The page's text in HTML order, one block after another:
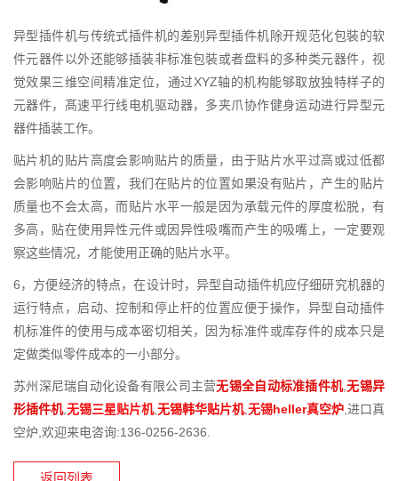
异型插件机与传统式插件机的差别异型插件机除开规范化包裝的软
件元器件以外还能够插装非标准包裝或者盘料的多种类元器件，视
觉效果三维空间精准定位，通过XYZ轴的机构能够取放独特样子的
元器件，髙速平行线电机驱动器，多夹爪协作健身运动进行异型元
器件插装工作。
贴片机的贴片高度会影响贴片的质量，由于贴片水平过高或过低都
会影响贴片的位置，我们在贴片的位置如果没有贴片，产生的贴片
质量也不会太高，而贴片水平一般是因为承载元件的厚度松脱，有
多高，贴在使用异性元件或因异性吸嘴而产生的吸嘴上，一定要观
察这些情况，才能使用正确的贴片水平。
6，方便经济的特点，在设计时，异型自动插件机应仔细研究机器的
运行特点，启动、控制和停止杆的位置应便于操作，异型自动插件
机标准件的使用与成本密切相关，因为标准件或库存件的成本只是
定做类似零件成本的一小部分。
苏州深尼瑞自动化设备有限公司主营无锡全自动标准插件机,无锡异
形插件机,无锡三星贴片机,无锡韩华贴片机,无锡heller真空炉 ,进口真
空炉,欢迎来电咨询:136-0256-2636.
返回列表